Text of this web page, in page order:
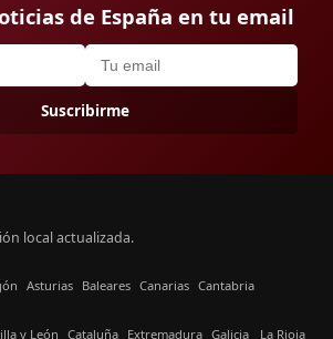
de España en tu email
Suscribirme
local actualizada.
Asturias Baleares Canarias Cantabria
y León Cataluña Extremadura Galicia La Rioja